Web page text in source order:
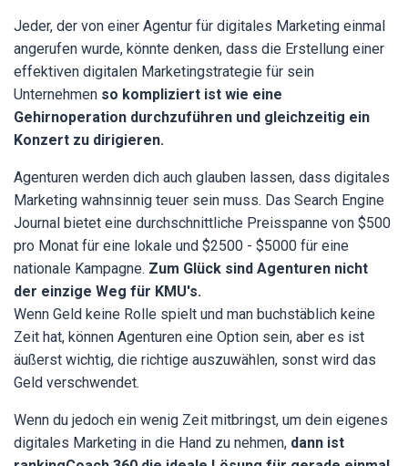
Jeder, der von einer Agentur für digitales Marketing einmal
angerufen wurde, könnte denken, dass die Erstellung einer
effektiven digitalen Marketingstrategie für sein
Unternehmen so kompliziert ist wie eine
Gehirnoperation durchzuführen und gleichzeitig ein
Konzert zu dirigieren.
Agenturen werden dich auch glauben lassen, dass digitales
Marketing wahnsinnig teuer sein muss. Das Search Engine
Journal bietet eine durchschnittliche Preisspanne von $500
pro Monat für eine lokale und $2500 - $5000 für eine
nationale Kampagne. Zum Glück sind Agenturen nicht
der einzige Weg für KMU's.
Wenn Geld keine Rolle spielt und man buchstäblich keine
Zeit hat, können Agenturen eine Option sein, aber es ist
äußerst wichtig, die richtige auszuwählen, sonst wird das
Geld verschwendet.
Wenn du jedoch ein wenig Zeit mitbringst, um dein eigenes
digitales Marketing in die Hand zu nehmen, dann ist